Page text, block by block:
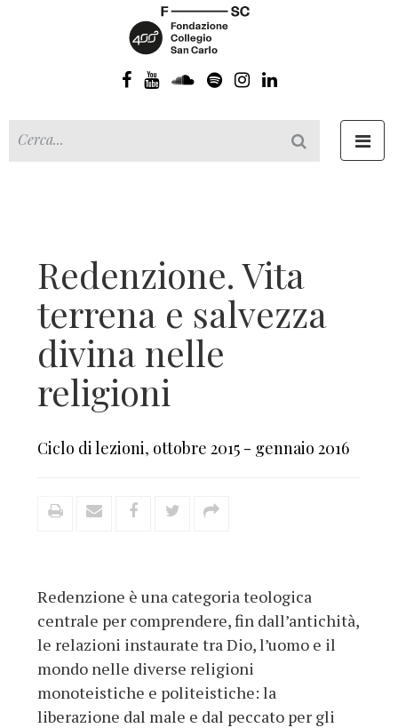
Redenzione. Vita
terrena e salvezza
divina nelle
religioni
Ciclo di lezioni, ottobre 2015 - gennaio 2016
Redenzione è una categoria teologica
centrale per comprendere, fin dall’antichità,
le relazioni instaurate tra Dio, l’uomo e il
mondo nelle diverse religioni
monoteistiche e politeistiche: la
liberazione dal male e dal peccato per gli